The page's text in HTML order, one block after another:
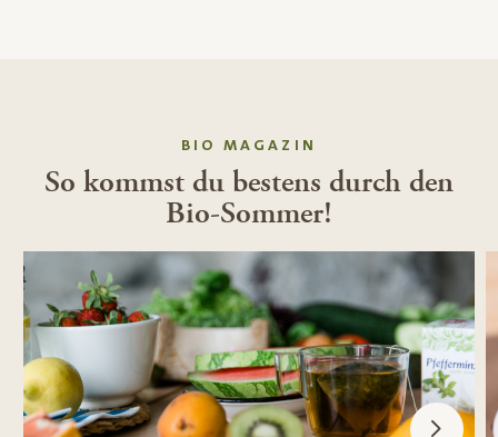
BIO MAGAZIN
So kommst du bestens durch den
Bio-Sommer!